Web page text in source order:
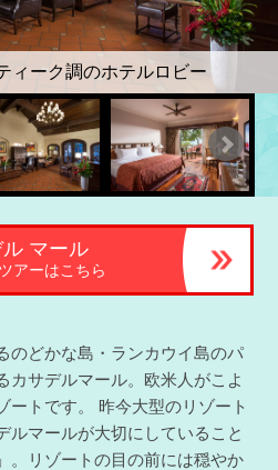
ィーク調のホテルロビー
マール
アーはこちら
のどかな島・ランカウイ島のパ
カサデルマール。欧米人がこよ
ートです。 昨今大型のリゾート
ルマールが大切にしていること
。リゾートの目の前には穏やか